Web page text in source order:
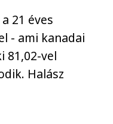
21 éves
- ami kanadai
81,02-vel
Halász